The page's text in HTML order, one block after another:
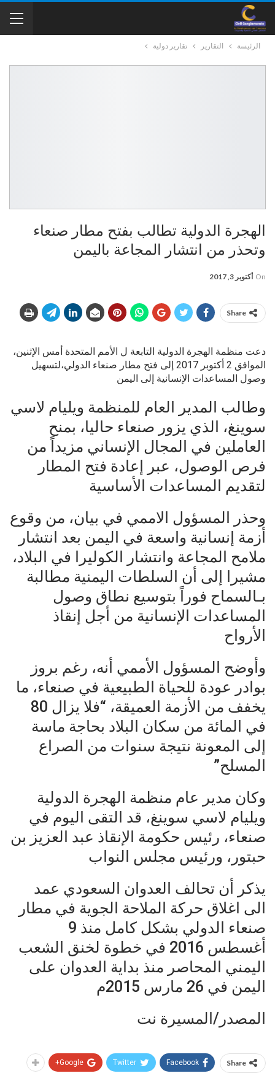
الرئيسة التقارير تقارير دولية
الهجرة الدولية تطالب بفتح مطار صنعاء
وتحذر من انتشار المجاعة باليمن
On أكتوبر 3, 2017
Share
دعت منظمة الهجرة الدولية التابعة ل الأمم المتحدة أمس الإثنين،
الموافق 2 أكتوبر 2017 إلى فتح مطار صنعاء الدولي،لتسهيل
وصول المساعدات الإنسانية إلى اليمن
وطالب المدير العام للمنظمة ويليام لاسي
سوينغ، الذي يزور صنعاء حاليا، بمنح
العاملين في المجال الإنساني مزيداً من
فرص الوصول، عبر إعادة فتح المطار
لتقديم المساعدات الأساسية
وحذر المسؤول الاممي في بيان، من وقوع
أزمة إنسانية واسعة في اليمن بعد انتشار
ملامح المجاعة وانتشار الكوليرا في البلاد،
مشيرا إلى أن السلطات اليمنية مطالبة
بـالسماح فوراً بتوسيع نطاق وصول
المساعدات الإنسانية من أجل إنقاذ
الأرواح
وأوضح المسؤول الأممي أنه، رغم بروز
بوادر عودة للحياة الطبيعية في صنعاء، ما
يخفف من الأزمة العميقة، “فلا يزال 80
في المائة من سكان البلاد بحاجة ماسة
إلى المعونة نتيجة سنوات من الصراع
المسلح”
وكان مدير عام منظمة الهجرة الدولية
ويليام لاسي سوينغ، قد التقى اليوم في
صنعاء، رئيس حكومة الإنقاذ عبد العزيز بن
حبتور، ورئيس مجلس النواب
يذكر أن تحالف العدوان السعودي عمد
الى اغلاق حركة الملاحة الجوية في مطار
صنعاء الدولي بشكل كامل منذ 9
أغسطس 2016 في خطوة لخنق الشعب
اليمني المحاصر منذ بداية العدوان على
اليمن في 26 مارس 2015م
المصدر/المسيرة نت
Share
Facebook
Twitter
Google+